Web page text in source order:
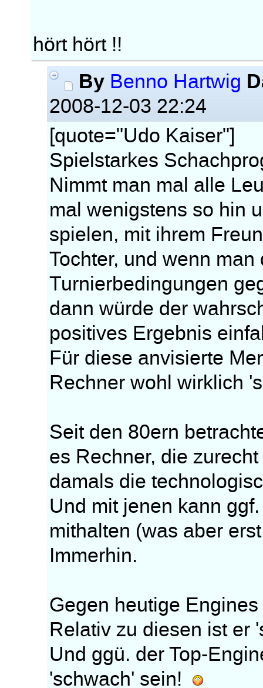
hört hört !!
By Benno Hartwig
2008-12-03 22:24
[quote="Udo Kaiser"]
Spielstarkes
Nimmt man mal alle
mal wenigstens so hin
spielen, mit ihrem
Tochter, und wenn
Turnierbedingungen
dann würde der
positives Ergebnis
Für diese anvisierte
Rechner wohl wirklich
Seit den 80ern
es Rechner, die
damals die
Und mit jenen kann
mithalten (was aber
Immerhin.
Gegen heutige
Relativ zu diesen ist er
Und ggü. der Top-
'schwach' sein!